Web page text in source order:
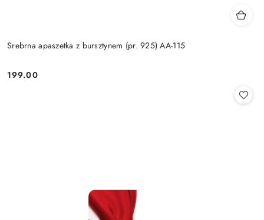
Srebrna apaszetka z bursztynem (pr. 925) AA-115
Cena:
199.00